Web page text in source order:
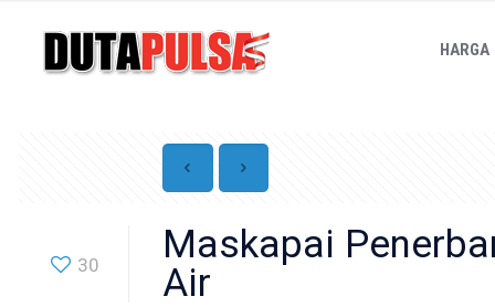
HARGA
30
Maskapai
Air